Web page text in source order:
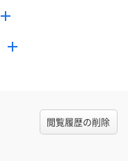
閲覧履歴の削除